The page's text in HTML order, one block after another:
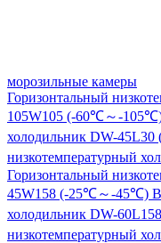
морозильные камеры
Горизонтальный
105W105 (-60℃～-
холодильник DW-
низкотемпературный
Горизонтальный
45W158 (-25℃～-45℃)
холодильник DW-
низкотемпературный